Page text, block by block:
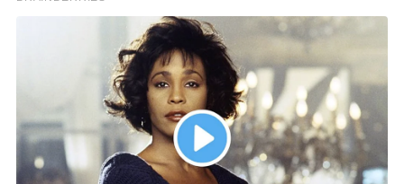
22.5 กม. มีกําหนดแล้วเสร็จ ปี 2568 ได้แก่ โครงการ
รัชดาภิเษก-อโศก และโครงการรัชดาภิเษก-พระราม 9
ซึ่งอยู่ระหว่างการก่อสร้าง คิดเป็นร้อยละ 34.26 จากแผน
งานที่กําหนดร้อยละ 44.00
3. แผนงานเปลี่ยนระบบสายไฟฟ้าอากาศเป็นสายไฟฟ้า
ใต้ดินเพื่อรองรับการเป็น มหานครแห่งอาเซียน ระยะทาง